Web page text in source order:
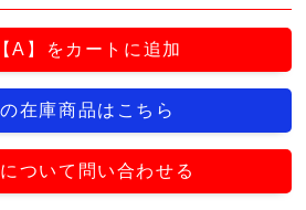
A】をカートに追加
在庫商品はこちら
ついて問い合わせる